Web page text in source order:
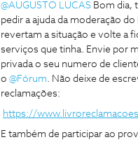
@AUGUSTO LUCAS Bom dia,
pedir a ajuda da moderação
revertam a situação e volte a
serviços que tinha. Envie por
privada o seu numero de
o @Fórum. Não deixe de
reclamações:
https://
E também de participar ao